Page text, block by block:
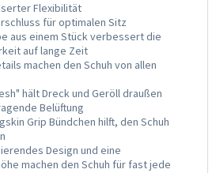
Flexibilität
für optimalen Sitz
aus einem Stück verbessert die
auf lange Zeit
machen den Schuh von allen
hält Dreck und Geröll draußen
Belüftung
Grip Bündchen hilft, den Schuh
Design und eine
machen den Schuh für fast jede